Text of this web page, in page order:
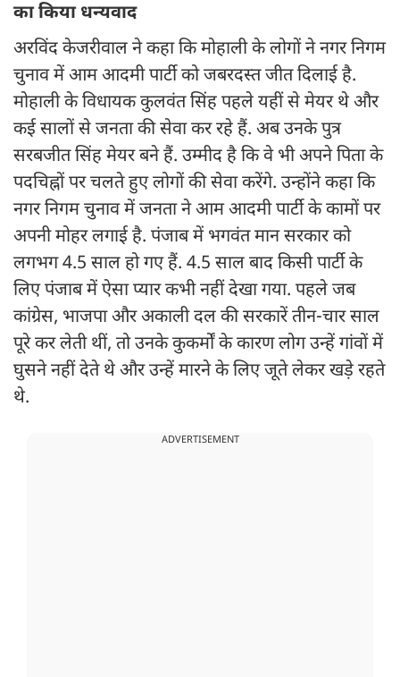
का किया धन्यवाद
अरविंद केजरीवाल ने कहा कि मोहाली के लोगों ने नगर निगम
चुनाव में आम आदमी पार्टी को जबरदस्त जीत दिलाई है.
मोहाली के विधायक कुलवंत सिंह पहले यहीं से मेयर थे और
कई सालों से जनता की सेवा कर रहे हैं. अब उनके पुत्र
सरबजीत सिंह मेयर बने हैं. उम्मीद है कि वे भी अपने पिता के
पदचिह्नों पर चलते हुए लोगों की सेवा करेंगे. उन्होंने कहा कि
नगर निगम चुनाव में जनता ने आम आदमी पार्टी के कामों पर
अपनी मोहर लगाई है. पंजाब में भगवंत मान सरकार को
लगभग 4.5 साल हो गए हैं. 4.5 साल बाद किसी पार्टी के
लिए पंजाब में ऐसा प्यार कभी नहीं देखा गया. पहले जब
कांग्रेस, भाजपा और अकाली दल की सरकारें तीन-चार साल
पूरे कर लेती थीं, तो उनके कुकर्मों के कारण लोग उन्हें गांवों में
घुसने नहीं देते थे और उन्हें मारने के लिए जूते लेकर खड़े रहते
थे.
ADVERTISEMENT